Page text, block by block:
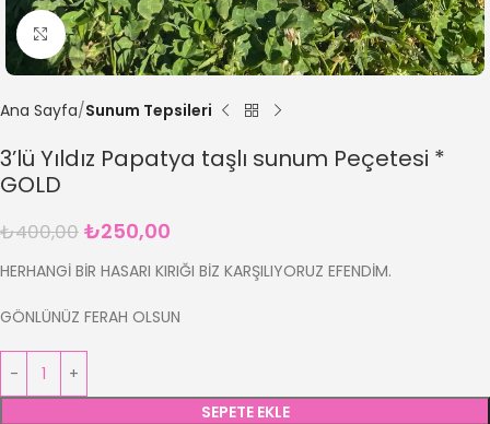
Büyütmek için tıklayın
Ana Sayfa Sunum Tepsileri
3’lü Yıldız Papatya taşlı sunum Peçetesi *
GOLD
₺400,00 ₺250,00
HERHANGİ BİR HASARI KIRIĞI BİZ KARŞILIYORUZ EFENDİM.
GÖNLÜNÜZ FERAH OLSUN
SEPETE EKLE